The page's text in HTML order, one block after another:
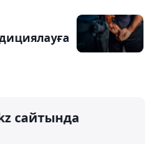
сайтында